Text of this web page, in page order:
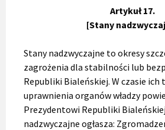
Artykuł 17.
[Stany
Stany nadzwyczajne to okresy
zagrożenia dla stabilności lub
Republiki Bialeńskiej. W czasie ich
uprawnienia organów władzy
Prezydentowi Republiki
nadzwyczajne ogłasza: